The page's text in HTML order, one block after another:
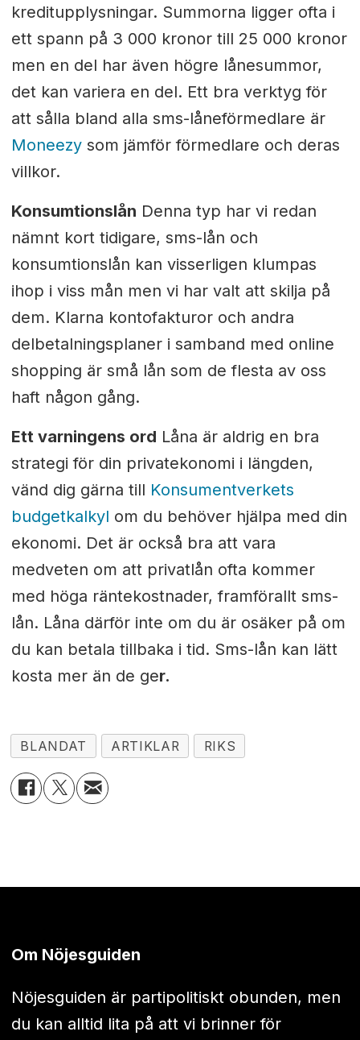
kreditupplysningar. Summorna ligger ofta i
ett spann på 3 000 kronor till 25 000 kronor
men en del har även högre lånesummor,
det kan variera en del. Ett bra verktyg för
att sålla bland alla sms-låneförmedlare är
Moneezysom jämför förmedlare och deras
villkor.
Konsumtionslån Denna typ har vi redan
nämnt kort tidigare, sms-lån och
konsumtionslån kan visserligen klumpas
ihop i viss mån men vi har valt att skilja på
dem. Klarna kontofakturor och andra
delbetalningsplaner i samband med online
shopping är små lån som de flesta av oss
haft någon gång.
Ett varningens ord Låna är aldrig en bra
strategi för din privatekonomi i längden,
vänd dig gärna till Konsumentverkets
budgetkalkyl om du behöver hjälpa med din
ekonomi. Det är också bra att vara
medveten om att privatlån ofta kommer
med höga räntekostnader, framförallt sms-
lån. Låna därför inte om du är osäker på om
du kan betala tillbaka i tid. Sms-lån kan lätt
kosta mer än de ger.
BLANDAT ARTIKLAR RIKS
Om Nöjesguiden
Nöjesguiden är partipolitiskt obunden, men
du kan alltid lita på att vi brinner för